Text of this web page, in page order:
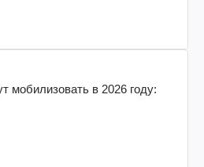
мобилизовать в 2026 году: